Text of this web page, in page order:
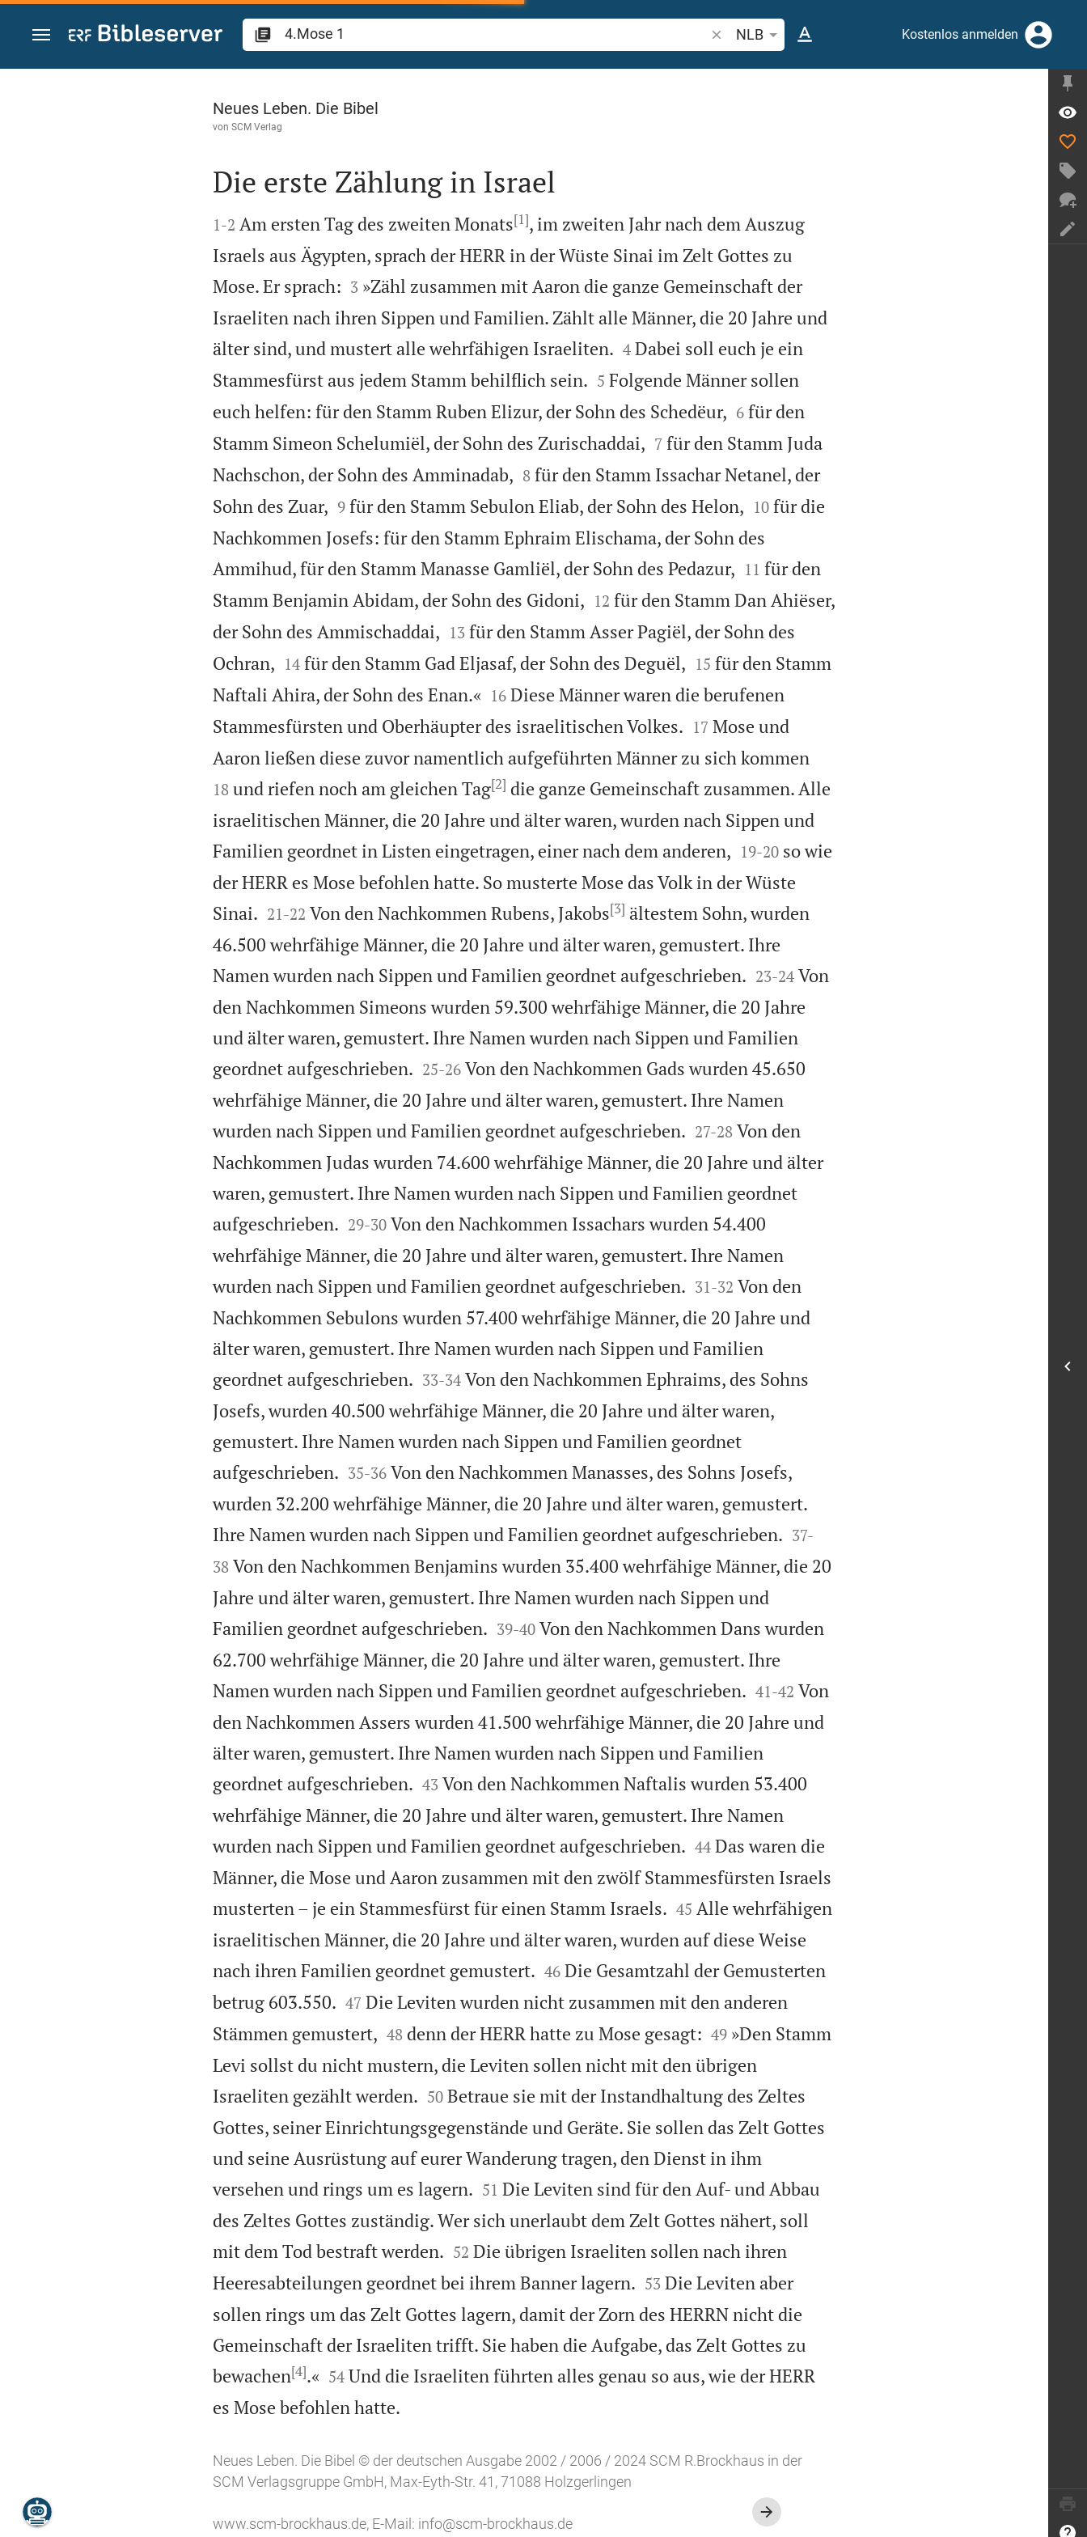
Zum Inhalt springen
Bibelstelle oder Begriff suchen
NLB Kostenlos anmelden
4.Mose 1
Neues Leben. Die Bibel
von SCM Verlag

Die erste Zählung in Israel

1-2 Am ersten Tag des zweiten Monats[1], im zweiten Jahr nach dem Auszug
Israels aus Ägypten, sprach der HERR in der Wüste Sinai im Zelt Gottes zu
Mose. Er sprach:
3 »Zähl zusammen mit Aaron die ganze Gemeinschaft der
Israeliten nach ihren Sippen und Familien. Zählt alle Männer, die 20 Jahre und
älter sind, und mustert alle wehrfähigen Israeliten.
4 Dabei soll euch je ein
Stammesfürst aus jedem Stamm behilflich sein.
5 Folgende Männer sollen
euch helfen: für den Stamm Ruben Elizur, der Sohn des Schedëur,
6 für den
Stamm Simeon Schelumiël, der Sohn des Zurischaddai,
7 für den Stamm Juda
Nachschon, der Sohn des Amminadab,
8 für den Stamm Issachar Netanel, der
Sohn des Zuar,
9 für den Stamm Sebulon Eliab, der Sohn des Helon,
10 für die
Nachkommen Josefs: für den Stamm Ephraim Elischama, der Sohn des
Ammihud, für den Stamm Manasse Gamliël, der Sohn des Pedazur,
11 für den
Stamm Benjamin Abidam, der Sohn des Gidoni,
12 für den Stamm Dan Ahiëser,
der Sohn des Ammischaddai,
13 für den Stamm Asser Pagiël, der Sohn des
Ochran,
14 für den Stamm Gad Eljasaf, der Sohn des Deguël,
15 für den Stamm
Naftali Ahira, der Sohn des Enan.«
16 Diese Männer waren die berufenen
Stammesfürsten und Oberhäupter des israelitischen Volkes.
17 Mose und
Aaron ließen diese zuvor namentlich aufgeführten Männer zu sich kommen
18 und riefen noch am gleichen Tag[2] die ganze Gemeinschaft zusammen. Alle
israelitischen Männer, die 20 Jahre und älter waren, wurden nach Sippen und
Familien geordnet in Listen eingetragen, einer nach dem anderen,
19-20 so wie
der HERR es Mose befohlen hatte. So musterte Mose das Volk in der Wüste
Sinai.
21-22 Von den Nachkommen Rubens, Jakobs[3] ältestem Sohn, wurden
46.500 wehrfähige Männer, die 20 Jahre und älter waren, gemustert. Ihre
Namen wurden nach Sippen und Familien geordnet aufgeschrieben.
23-24 Von
den Nachkommen Simeons wurden 59.300 wehrfähige Männer, die 20 Jahre
und älter waren, gemustert. Ihre Namen wurden nach Sippen und Familien
geordnet aufgeschrieben.
25-26 Von den Nachkommen Gads wurden 45.650
wehrfähige Männer, die 20 Jahre und älter waren, gemustert. Ihre Namen
wurden nach Sippen und Familien geordnet aufgeschrieben.
27-28 Von den
Nachkommen Judas wurden 74.600 wehrfähige Männer, die 20 Jahre und älter
waren, gemustert. Ihre Namen wurden nach Sippen und Familien geordnet
aufgeschrieben.
29-30 Von den Nachkommen Issachars wurden 54.400
wehrfähige Männer, die 20 Jahre und älter waren, gemustert. Ihre Namen
wurden nach Sippen und Familien geordnet aufgeschrieben.
31-32 Von den
Nachkommen Sebulons wurden 57.400 wehrfähige Männer, die 20 Jahre und
älter waren, gemustert. Ihre Namen wurden nach Sippen und Familien
geordnet aufgeschrieben.
33-34 Von den Nachkommen Ephraims, des Sohns
Josefs, wurden 40.500 wehrfähige Männer, die 20 Jahre und älter waren,
gemustert. Ihre Namen wurden nach Sippen und Familien geordnet
aufgeschrieben.
35-36 Von den Nachkommen Manasses, des Sohns Josefs,
wurden 32.200 wehrfähige Männer, die 20 Jahre und älter waren, gemustert.
Ihre Namen wurden nach Sippen und Familien geordnet aufgeschrieben.
37-
38 Von den Nachkommen Benjamins wurden 35.400 wehrfähige Männer, die 20
Jahre und älter waren, gemustert. Ihre Namen wurden nach Sippen und
Familien geordnet aufgeschrieben.
39-40 Von den Nachkommen Dans wurden
62.700 wehrfähige Männer, die 20 Jahre und älter waren, gemustert. Ihre
Namen wurden nach Sippen und Familien geordnet aufgeschrieben.
41-42 Von
den Nachkommen Assers wurden 41.500 wehrfähige Männer, die 20 Jahre und
älter waren, gemustert. Ihre Namen wurden nach Sippen und Familien
geordnet aufgeschrieben.
43 Von den Nachkommen Naftalis wurden 53.400
wehrfähige Männer, die 20 Jahre und älter waren, gemustert. Ihre Namen
wurden nach Sippen und Familien geordnet aufgeschrieben.
44 Das waren die
Männer, die Mose und Aaron zusammen mit den zwölf Stammesfürsten Israels
musterten – je ein Stammesfürst für einen Stamm Israels.
45 Alle wehrfähigen
israelitischen Männer, die 20 Jahre und älter waren, wurden auf diese Weise
nach ihren Familien geordnet gemustert.
46 Die Gesamtzahl der Gemusterten
betrug 603.550.
47 Die Leviten wurden nicht zusammen mit den anderen
Stämmen gemustert,
48 denn der HERR hatte zu Mose gesagt:
49 »Den Stamm
Levi sollst du nicht mustern, die Leviten sollen nicht mit den übrigen
Israeliten gezählt werden.
50 Betraue sie mit der Instandhaltung des Zeltes
Gottes, seiner Einrichtungsgegenstände und Geräte. Sie sollen das Zelt Gottes
und seine Ausrüstung auf eurer Wanderung tragen, den Dienst in ihm
versehen und rings um es lagern.
51 Die Leviten sind für den Auf- und Abbau
des Zeltes Gottes zuständig. Wer sich unerlaubt dem Zelt Gottes nähert, soll
mit dem Tod bestraft werden.
52 Die übrigen Israeliten sollen nach ihren
Heeresabteilungen geordnet bei ihrem Banner lagern.
53 Die Leviten aber
sollen rings um das Zelt Gottes lagern, damit der Zorn des HERRN nicht die
Gemeinschaft der Israeliten trifft. Sie haben die Aufgabe, das Zelt Gottes zu
bewachen[4].«
54 Und die Israeliten führten alles genau so aus, wie der HERR
es Mose befohlen hatte.
Neues Leben. Die Bibel © der deutschen Ausgabe 2002 / 2006 / 2024 SCM R.Brockhaus in der
SCM Verlagsgruppe GmbH, Max-Eyth-Str. 41, 71088 Holzgerlingen
www.scm-brockhaus.de, E-Mail: info@scm-brockhaus.de